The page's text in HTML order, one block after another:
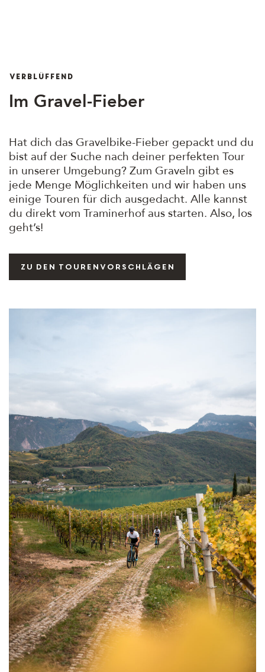
VERBLÜFFEND
Im Gravel-Fieber
Hat dich das Gravelbike-Fieber gepackt und du
bist auf der Suche nach deiner perfekten Tour
in unserer Umgebung? Zum Graveln gibt es
jede Menge Möglichkeiten und wir haben uns
einige Touren für dich ausgedacht. Alle kannst
du direkt vom Traminerhof aus starten. Also, los
geht’s!
Zu den Tourenvorschlägen